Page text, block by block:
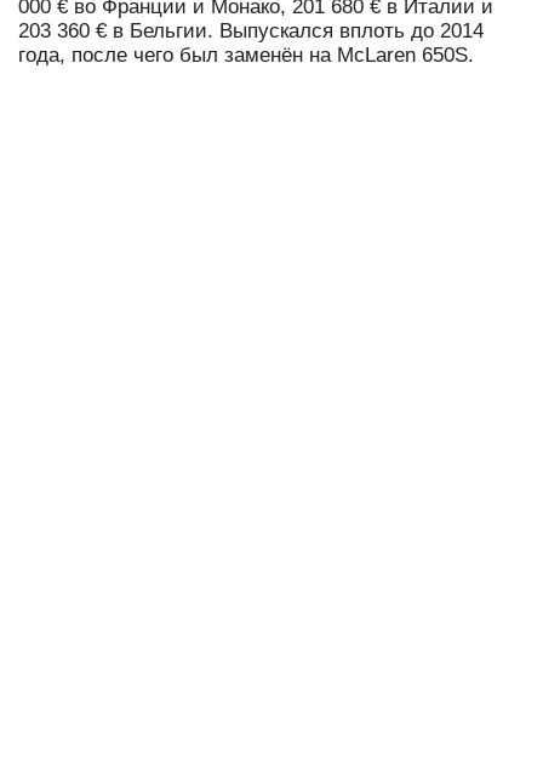
000 € во Франции и Монако, 201 680 € в Италии и
203 360 € в Бельгии. Выпускался вплоть до 2014
года, после чего был заменён на McLaren 650S.